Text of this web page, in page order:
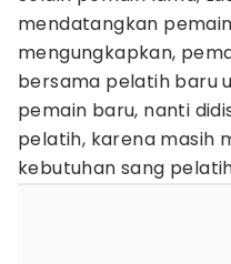
mendatangkan
mengungkapkan,
bersama pelatih baru
pemain baru, nanti
pelatih, karena masih
kebutuhan sang